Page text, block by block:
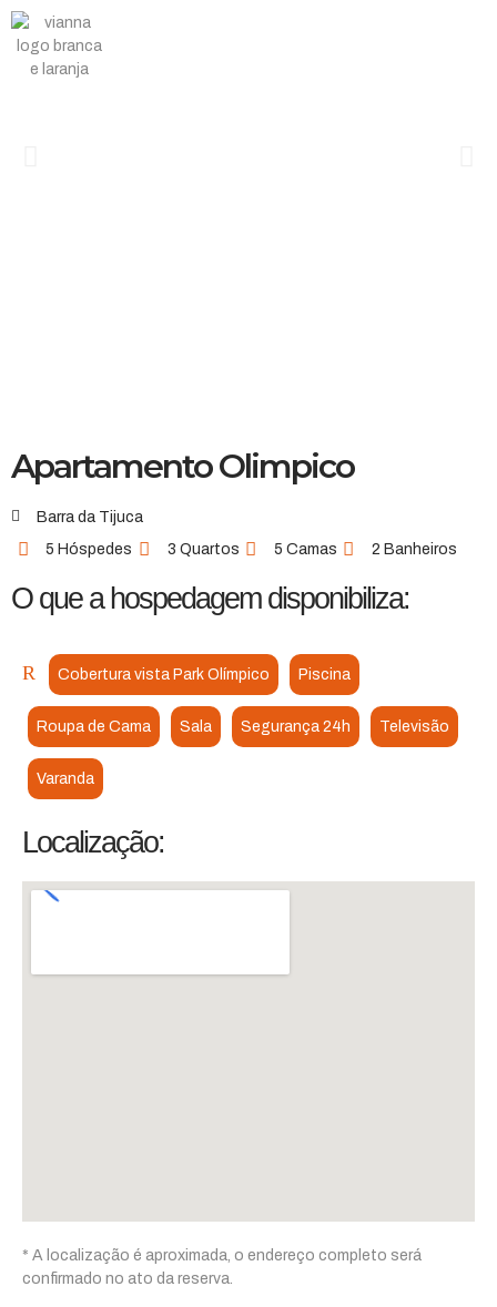
Apartamento Olimpico
Barra da Tijuca
5 Hóspedes
3 Quartos 5 Camas 2 Banheiros
O que a hospedagem disponibiliza:
Cobertura vista Park Olímpico Piscina
Roupa de Cama Sala Segurança 24h Televisão
Varanda
Localização:
* A localização é aproximada, o endereço completo será
confirmado no ato da reserva.